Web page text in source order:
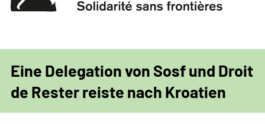
Eine Delegation von Sosf und Droit
de Rester reiste nach Kroatien